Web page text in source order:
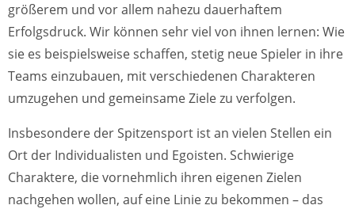
größerem und vor allem nahezu dauerhaftem
Erfolgsdruck. Wir können sehr viel von ihnen lernen: Wie
sie es beispielsweise schaffen, stetig neue Spieler in ihre
Teams einzubauen, mit verschiedenen Charakteren
umzugehen und gemeinsame Ziele zu verfolgen.
Insbesondere der Spitzensport ist an vielen Stellen ein
Ort der Individualisten und Egoisten. Schwierige
Charaktere, die vornehmlich ihren eigenen Zielen
nachgehen wollen, auf eine Linie zu bekommen – das